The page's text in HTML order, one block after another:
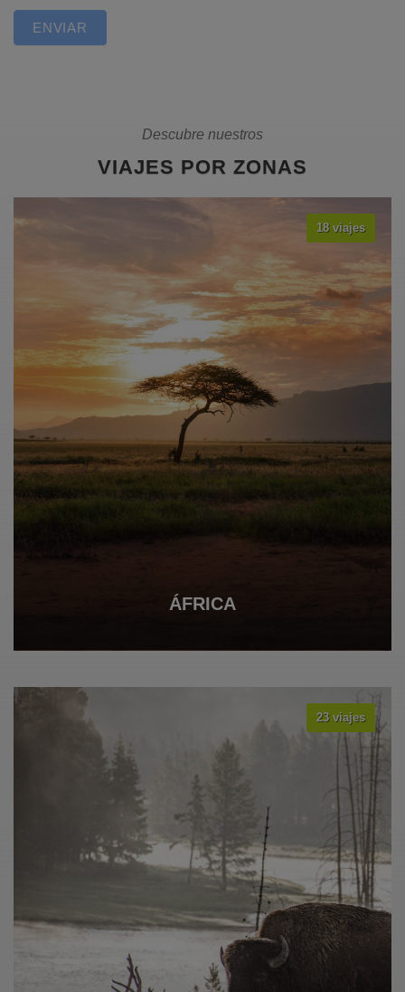
ENVIAR
Descubre nuestros
VIAJES POR ZONAS
18 viajes
ÁFRICA
23 viajes